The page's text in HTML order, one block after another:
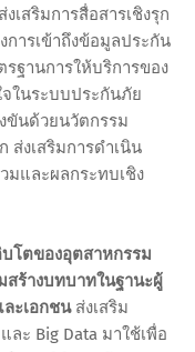
สริมการสื่อสารเชิงรุก
การเข้าถึงข้อมูลประกัน
ฐานการให้บริการของ
ในระบบประกันภัย
ขันด้วยนวัตกรรม
งเสริมการดำเนิน
มและผลกระทบเชิง
โตของอุตสาหกรรม
สร้างบทบาทในฐานะผู้
ะเอกชน ส่งเสริม
ละ Big Data มาใช้เพื่อ